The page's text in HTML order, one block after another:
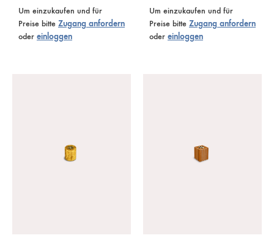
Um einzukaufen und für
Preise bitte Zugang anfordern
oder einloggen
Um einzukaufen und für
Preise bitte Zugang anfordern
oder einloggen